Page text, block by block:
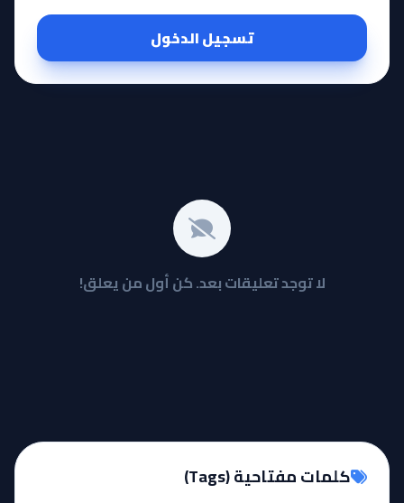
تسجيل الدخول
لا توجد تعليقات بعد. كن أول من يعلق!
كلمات مفتاحية (Tags)